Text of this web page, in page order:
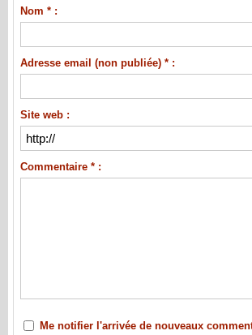
Nom * :
Adresse email (non publiée) * :
Site web :
Commentaire * :
Me notifier l'arrivée de nouveaux